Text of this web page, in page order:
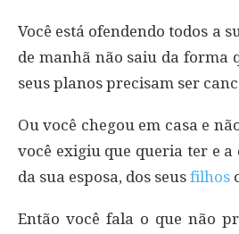
Você está ofendendo todos a
de manhã não saiu da forma
seus planos precisam ser
Ou você chegou em casa e
você exigiu que queria ter e a
da sua esposa, dos seus filhos
Então você fala o que não